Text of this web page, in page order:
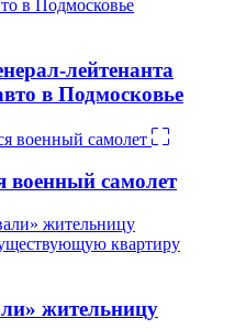
лейтенанта
в Подмосковье
военный самолет
жительницу